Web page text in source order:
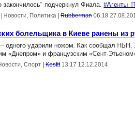
закончилось" подчеркнул Фиала.
Новости, Политика Rubberman 06:18
болельщика в Киеве ранены из
одного ударили ножом. Как сообщал НБН,
«Днепром» и французским «Сент-
Спорт Kosttt 13:17 12.12.2014